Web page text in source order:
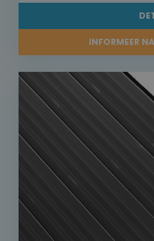
INFORMEER